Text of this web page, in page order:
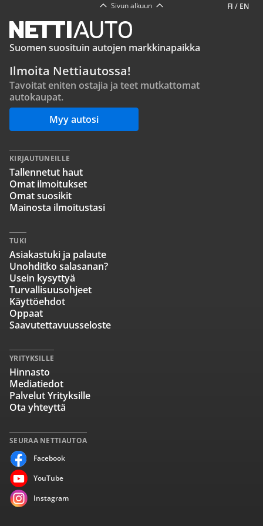
FI / EN
Sivun alkuun
Suomen suosituin autojen markkinapaikka
Ilmoita Nettiautossa!
Tavoitat eniten ostajia ja teet mutkattomat
autokaupat.
Myy autosi
SEURAA NETTIAUTOA
Facebook
YouTube
Instagram
KIRJAUTUNEILLE
Tallennetut haut
Omat ilmoitukset
Omat suosikit
Mainosta ilmoitustasi
TUKI
Asiakastuki ja palaute
Unohditko salasanan?
Usein kysyttyä
Turvallisuusohjeet
Käyttöehdot
Oppaat
Saavutettavuusseloste
YRITYKSILLE
Hinnasto
Mediatiedot
Palvelut Yrityksille
Ota yhteyttä